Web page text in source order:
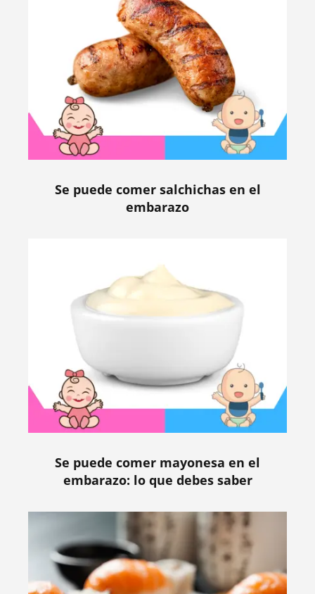
Se puede comer salchichas en el
embarazo
Se puede comer mayonesa en el
embarazo: lo que debes saber